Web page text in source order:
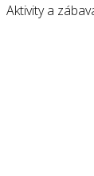
Aktivity a